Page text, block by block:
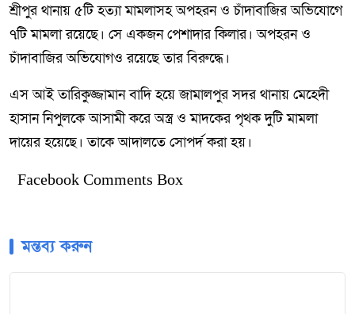
শ্রীপুর থানায় ৫টি হত্যা মামলাসহ অপহরন ও চাঁদাবাজির অভিযোগে
৭টি মামলা রয়েছে। সে একজন পেশাদার কিলার। অপহরন ও
চাঁদাবাজির অভিযোগও রয়েছে তার বিরুদ্ধে।
এস আই তারিকুজ্জামান বাদি হয়ে জামালপুর সদর থানায় মেহেদী
হাসান নিপুলকে আসামী করে অস্ত্র ও মাদকের পৃথক দুটি মামলা
দায়ের হয়েছে। তাকে আদালতে সোপর্দ করা হয়।
Facebook Comments Box
মন্তব্য করুন